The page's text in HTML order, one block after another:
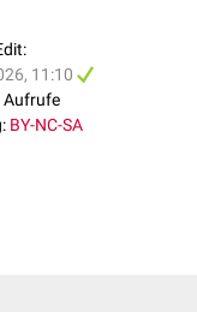
11:10
Aufrufe
BY-NC-SA